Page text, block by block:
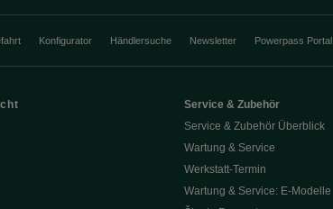
Konfigurator Händlersuche Newsletter Powerpass Portal
Service & Zubehör
Service & Zubehör Überblick
Wartung & Service
Werkstatt-Termin
Wartung & Service: E-Modelle